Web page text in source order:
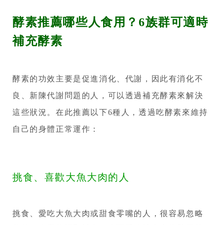
酵素推薦哪些人食用？6族群可適時
補充酵素
酵素的功效主要是促進消化、代謝，因此有消化不
良、新陳代謝問題的人，可以透過補充酵素來解決
這些狀況。在此推薦以下6種人，透過吃酵素來維持
自己的身體正常運作：
挑食、喜歡大魚大肉的人
挑食、愛吃大魚大肉或甜食零嘴的人，很容易忽略